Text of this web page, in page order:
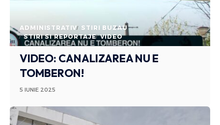
ADMINISTRATIV STIRI BUZAU
STIRI SI REPORTAJE VIDEO
VIDEO: CANALIZAREA NU E
TOMBERON!
5 IUNIE 2025